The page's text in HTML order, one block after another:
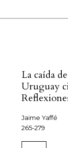
La caída
Uruguay
Jaime Yaffé
265-279